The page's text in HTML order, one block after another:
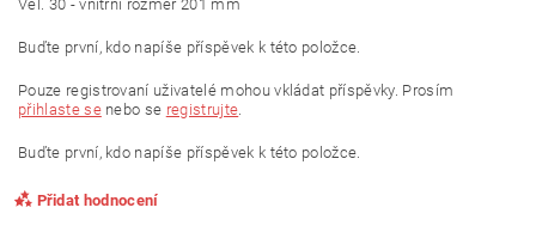
Vel. 30 - vnitřní rozměr 201 mm
Buďte první, kdo napíše příspěvek k této položce.
Pouze registrovaní uživatelé mohou vkládat příspěvky. Prosím
přihlaste senebo se registrujte.
Buďte první, kdo napíše příspěvek k této položce.
Přidat hodnocení